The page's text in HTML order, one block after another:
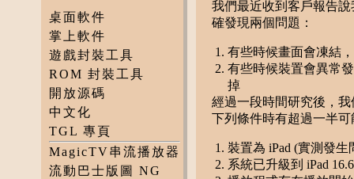
桌面軟件
掌上軟件
遊戲封裝工具
ROM 封裝工具
開放源碼
中文化
TGL 專頁
MagicTV串流播放器
流動巴士版圖 NG
我們最近收到客戶報告說
確發現兩個問題：
有些時候畫面會凍結
有些時候裝置會異常
掉
經過一段時間研究後，我
下列條件時有超過一半
裝置為 iPad (實測發生
系統已升級到 iPad 16.6